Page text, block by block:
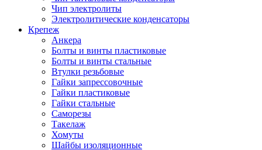
Чип электролиты
Электролитические конденсаторы
Крепеж
Анкера
Болты и винты пластиковые
Болты и винты стальные
Втулки резьбовые
Гайки запрессовочные
Гайки пластиковые
Гайки стальные
Саморезы
Такелаж
Хомуты
Шайбы изоляционные